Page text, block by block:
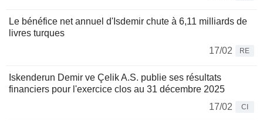
Le bénéfice net annuel d'Isdemir chute à 6,11 milliards de
livres turques
17/02
RE
Iskenderun Demir ve Çelik A.S. publie ses résultats
financiers pour l'exercice clos au 31 décembre 2025
17/02
CI